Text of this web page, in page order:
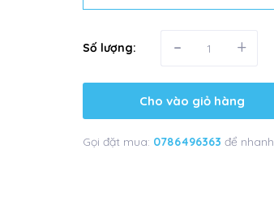
Số lượng: - +
Cho vào giỏ hàng
Gọi đặt mua: 0786496363 để